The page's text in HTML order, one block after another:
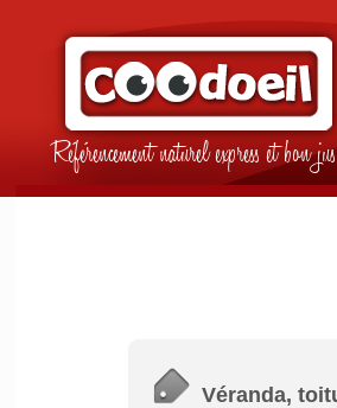
Référencement naturel express et bon
Véranda,